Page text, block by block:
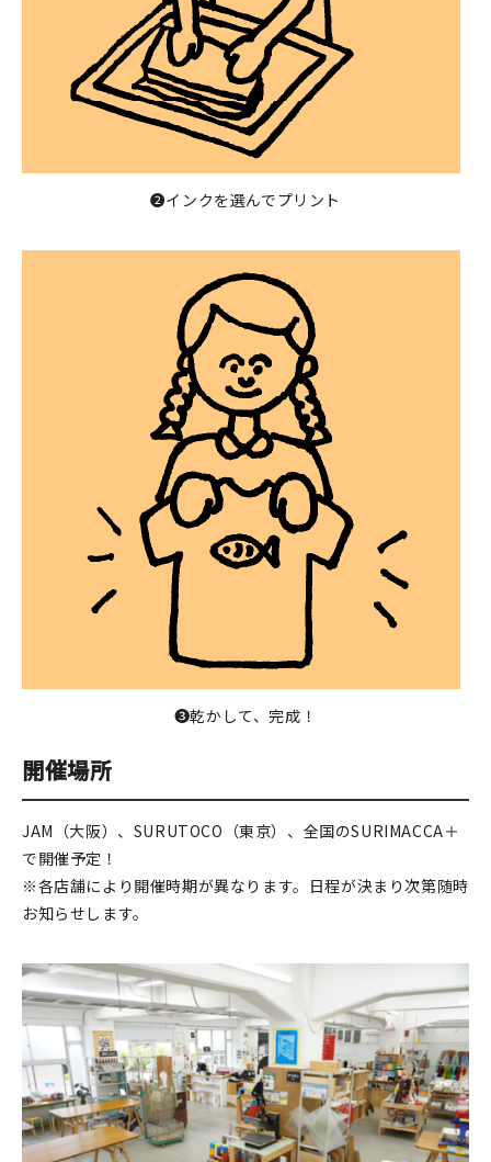
❷インクを選んでプリント
❸乾かして、完成！
開催場所
JAM（大阪）、SURUTOCO（東京）、全国のSURIMACCA＋
で開催予定！
※各店舗により開催時期が異なります。日程が決まり次第随時
お知らせします。